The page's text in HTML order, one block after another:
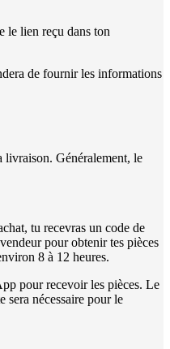
le lien reçu dans ton
de fournir les informations
livraison. Généralement, le
tu recevras un code de
pour obtenir tes pièces
8 à 12 heures.
pour recevoir les pièces. Le
sera nécessaire pour le